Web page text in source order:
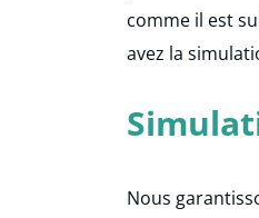
comme il est
avez la
Nous